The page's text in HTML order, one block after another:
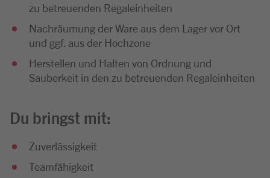
zu betreuenden Regaleinheiten
Nachräumung der Ware aus dem Lager vor Ort
und ggf. aus der Hochzone
Herstellen und Halten von Ordnung und
Sauberkeit in den zu betreuenden Regaleinheiten
Du bringst mit:
Zuverlässigkeit
Teamfähigkeit